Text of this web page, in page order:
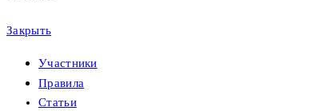
Закрыть
Участники
Правила
Статьи